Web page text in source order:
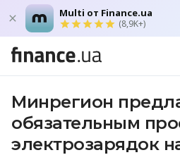
Multi от Finance.ua
(8,9K+)
Минрегион
обязательным
электрозарядок